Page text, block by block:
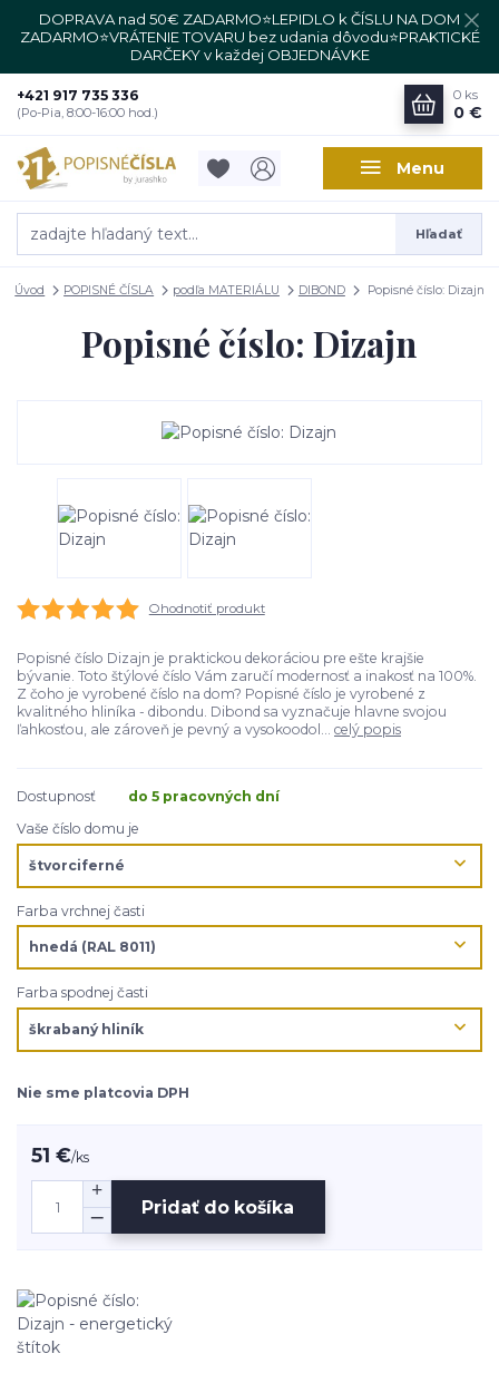
DOPRAVA nad 50€ ZADARMO⭐LEPIDLO k ČÍSLU NA DOM
ZADARMO⭐VRÁTENIE TOVARU bez udania dôvodu⭐PRAKTICKÉ
DARČEKY v každej OBJEDNÁVKE
Menu
Hľadať
+421 917 735 336
(Po-Pia, 8:00-16:00 hod.)
0 ks
0 €
Úvod POPISNÉ ČÍSLA podľa MATERIÁLU DIBOND Popisné číslo: Dizajn
Popisné číslo: Dizajn
Ohodnotiť produkt
Popisné číslo Dizajn je praktickou dekoráciou pre ešte krajšie
bývanie. Toto štýlové číslo Vám zaručí modernosť a inakosť na 100%.
Z čoho je vyrobené číslo na dom? Popisné číslo je vyrobené z
kvalitného hliníka - dibondu. Dibond sa vyznačuje hlavne svojou
ľahkosťou, ale zároveň je pevný a vysokoodol... celý popis
Dostupnosť
do 5 pracovných dní
Vaše číslo domu je
Farba vrchnej časti
Farba spodnej časti
Nie sme platcovia DPH
51 €/ks
Pridať do košíka